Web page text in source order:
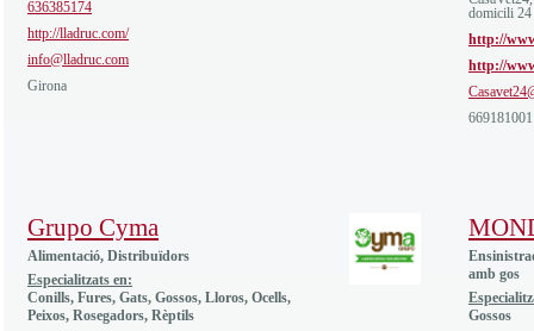
636385174
http://lladruc.com/
info@lladruc.com
Girona
domicili 24
http://
http://
669181001
Grupo Cyma
Alimentació, Distribuïdors
Especialitzats en:
Conills, Fures, Gats, Gossos, Lloros, Ocells,
Peixos, Rosegadors, Rèptils
amb gos
Gossos